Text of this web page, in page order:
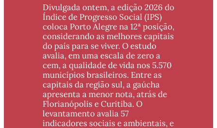
Divulgada ontem, a edição 2026 do
Índice de Progresso Social (IPS)
coloca Porto Alegre na 12ª posição,
considerando as melhores capitais
do país para se viver. O estudo
avalia, em uma escala de zero a
cem, a qualidade de vida nos 5.570
municípios brasileiros. Entre as
capitais da região sul, a gaúcha
apresenta a menor nota, atrás de
Florianópolis e Curitiba. O
levantamento avalia 57
indicadores sociais e ambientais, e